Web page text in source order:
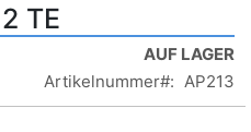
TE
AUF LAGER
Artikelnummer
AP213